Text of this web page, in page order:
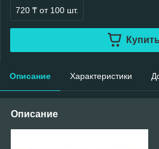
720 ₸ от 100 шт.
Купить
Описание Характеристики
Описание